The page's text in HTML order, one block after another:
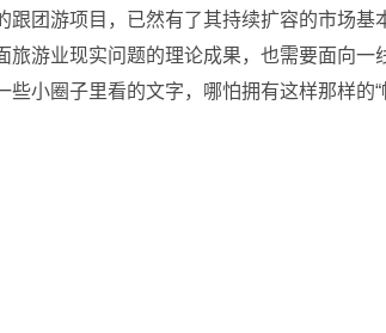
团游项目，已然有了其持续扩容的市场基
旅游业现实问题的理论成果，也需要面向
小圈子里看的文字，哪怕拥有这样那样